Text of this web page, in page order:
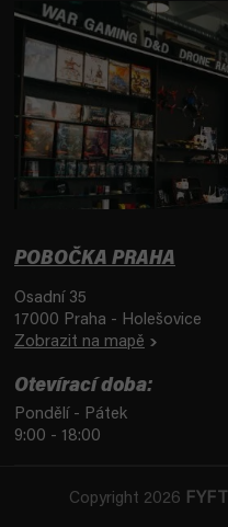
POBOČKA PRAHA
Osadní 35
17000 Praha - Holešovice
Zobrazit na mapě
Otevírací doba:
Pondělí - Pátek
9:00 - 18:00
Copyright 2026 FYFT